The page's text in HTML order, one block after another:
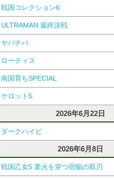
戦国コレクション6
ULTRAMAN 最終決戦
ヤバチバ
ローティス
南国育ちSPECIAL
ケロット5
2026年6月22日
ダークハイビ
2026年6月8日
戦国乙女5 業火を穿つ宿焔の双刃